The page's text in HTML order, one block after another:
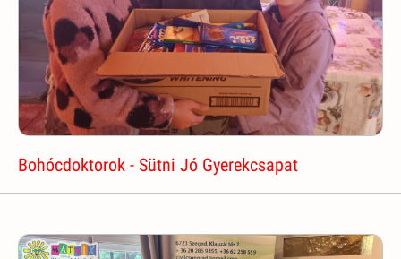
Bohócdoktorok - Sütni Jó Gyerekcsapat